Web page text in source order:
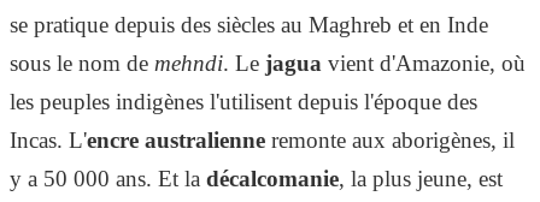
se pratique depuis des siècles au Maghreb et en Inde
sous le nom de mehndi. Le jagua vient d'Amazonie, où
les peuples indigènes l'utilisent depuis l'époque des
Incas. L'encre australienne remonte aux aborigènes, il
y a 50 000 ans. Et la décalcomanie, la plus jeune, est